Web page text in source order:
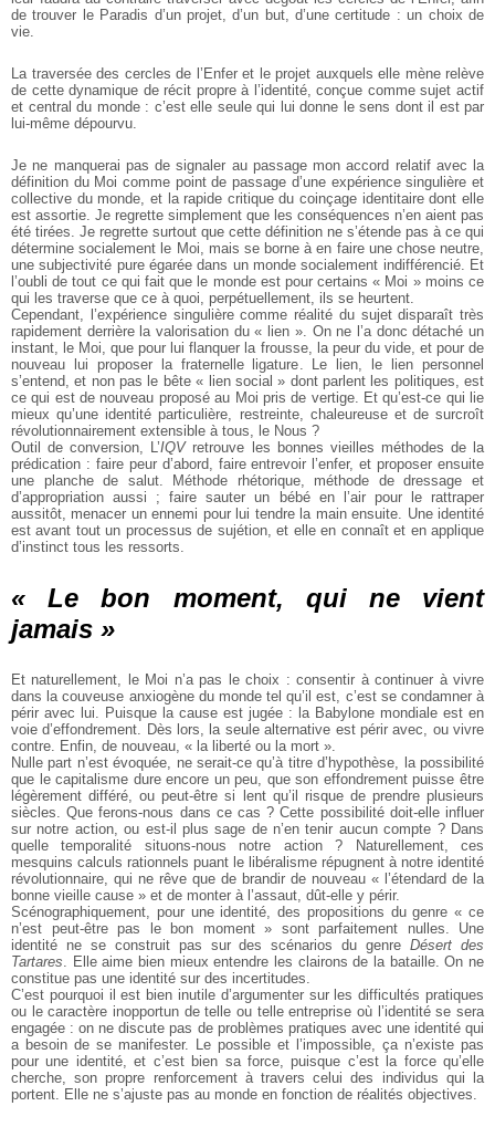
de trouver le Paradis d’un projet, d’un but, d’une certitude : un choix de
vie.
La traversée des cercles de l’Enfer et le projet auxquels elle mène relève
de cette dynamique de récit propre à l’identité, conçue comme sujet actif
et central du monde : c’est elle seule qui lui donne le sens dont il est par
lui-même dépourvu.
Je ne manquerai pas de signaler au passage mon accord relatif avec la
définition du Moi comme point de passage d’une expérience singulière et
collective du monde, et la rapide critique du coinçage identitaire dont elle
est assortie. Je regrette simplement que les conséquences n’en aient pas
été tirées. Je regrette surtout que cette définition ne s’étende pas à ce qui
détermine socialement le Moi, mais se borne à en faire une chose neutre,
une subjectivité pure égarée dans un monde socialement indifférencié. Et
l’oubli de tout ce qui fait que le monde est pour certains « Moi » moins ce
qui les traverse que ce à quoi, perpétuellement, ils se heurtent.
Cependant, l’expérience singulière comme réalité du sujet disparaît très
rapidement derrière la valorisation du « lien ». On ne l’a donc détaché un
instant, le Moi, que pour lui flanquer la frousse, la peur du vide, et pour de
nouveau lui proposer la fraternelle ligature. Le lien, le lien personnel
s’entend, et non pas le bête « lien social » dont parlent les politiques, est
ce qui est de nouveau proposé au Moi pris de vertige. Et qu’est-ce qui lie
mieux qu’une identité particulière, restreinte, chaleureuse et de surcroît
révolutionnairement extensible à tous, le Nous ?
Outil de conversion, L’IQVretrouve les bonnes vieilles méthodes de la
prédication : faire peur d’abord, faire entrevoir l’enfer, et proposer ensuite
une planche de salut. Méthode rhétorique, méthode de dressage et
d’appropriation aussi ; faire sauter un bébé en l’air pour le rattraper
aussitôt, menacer un ennemi pour lui tendre la main ensuite. Une identité
est avant tout un processus de sujétion, et elle en connaît et en applique
d’instinct tous les ressorts.
« Le bon moment, qui ne vient
jamais »
Et naturellement, le Moi n’a pas le choix : consentir à continuer à vivre
dans la couveuse anxiogène du monde tel qu’il est, c’est se condamner à
périr avec lui. Puisque la cause est jugée : la Babylone mondiale est en
voie d’effondrement. Dès lors, la seule alternative est périr avec, ou vivre
contre. Enfin, de nouveau, « la liberté ou la mort ».
Nulle part n’est évoquée, ne serait-ce qu’à titre d’hypothèse, la possibilité
que le capitalisme dure encore un peu, que son effondrement puisse être
légèrement différé, ou peut-être si lent qu’il risque de prendre plusieurs
siècles. Que ferons-nous dans ce cas ? Cette possibilité doit-elle influer
sur notre action, ou est-il plus sage de n’en tenir aucun compte ? Dans
quelle temporalité situons-nous notre action ? Naturellement, ces
mesquins calculs rationnels puant le libéralisme répugnent à notre identité
révolutionnaire, qui ne rêve que de brandir de nouveau « l’étendard de la
bonne vieille cause » et de monter à l’assaut, dût-elle y périr.
Scénographiquement, pour une identité, des propositions du genre « ce
n’est peut-être pas le bon moment » sont parfaitement nulles. Une
identité ne se construit pas sur des scénarios du genreDésert des
Tartares. Elle aime bien mieux entendre les clairons de la bataille. On ne
constitue pas une identité sur des incertitudes.
C’est pourquoi il est bien inutile d’argumenter sur les difficultés pratiques
ou le caractère inopportun de telle ou telle entreprise où l’identité se sera
engagée : on ne discute pas de problèmes pratiques avec une identité qui
a besoin de se manifester. Le possible et l’impossible, ça n’existe pas
pour une identité, et c’est bien sa force, puisque c’est la force qu’elle
cherche, son propre renforcement à travers celui des individus qui la
portent. Elle ne s’ajuste pas au monde en fonction de réalités objectives.